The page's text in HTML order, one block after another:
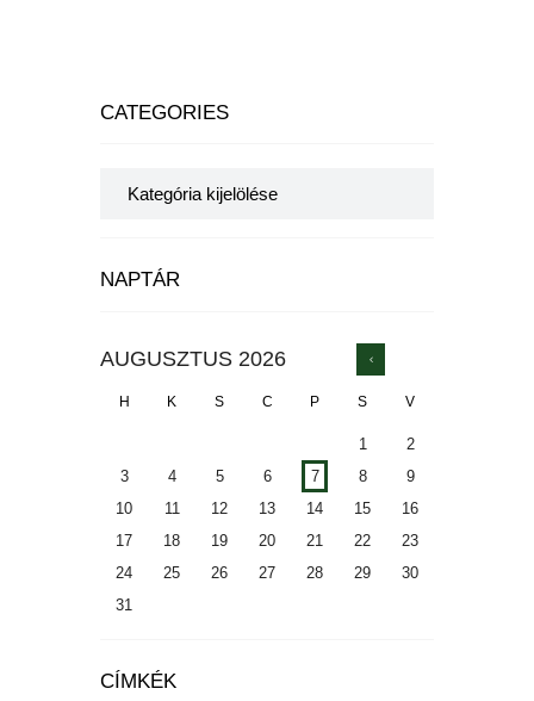
CATEGORIES
NAPTÁR
AUGUSZTUS 2026
H K S C P S V
1
2
3
4 5 6 7 8
9
10
11 12 13 14 15
16
17
18 19 20 21 22
23
24
25 26 27 28 29
30
31
CÍMKÉK